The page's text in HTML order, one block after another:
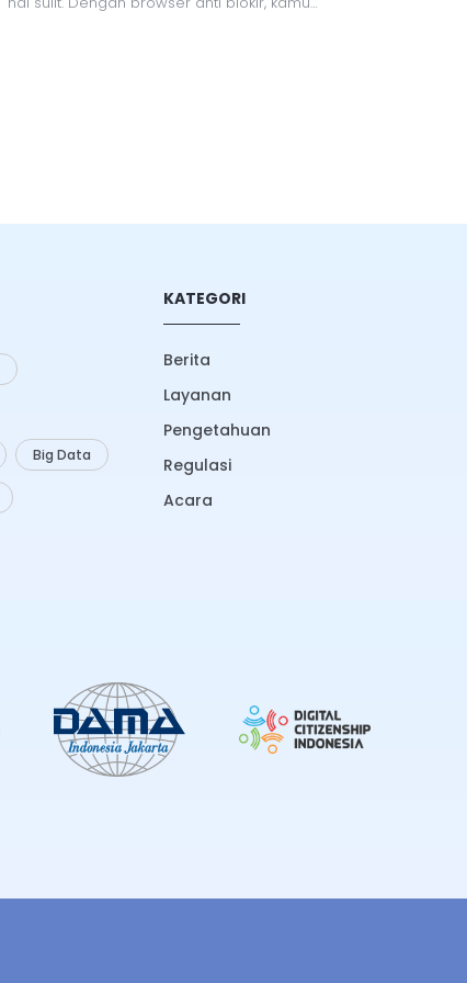
Big Data
KATEGORI
Berita
Layanan
Pengetahuan
Regulasi
Acara